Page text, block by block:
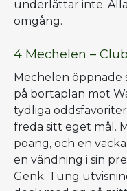
underlättar inte.
omgång.
4 Mechelen –
Mechelen öppnade
på bortaplan mot
tydliga
freda sitt eget mål.
poäng, och en
en vändning i sin
Genk. Tung